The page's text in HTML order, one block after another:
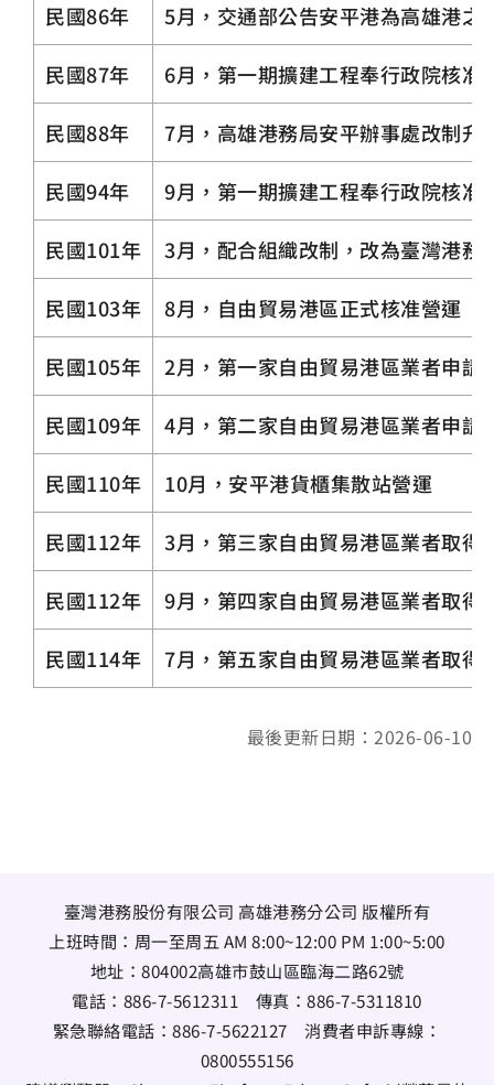
民國86年 5月，交通部公告安平港為高雄港
民國87年 6月，第一期擴建工程奉行政院核准
民國88年 7月，高雄港務局安平辦事處改制升
民國94年 9月，第一期擴建工程奉行政院核准
民國101年 3月，配合組織改制，改為臺灣港
民國103年 8月，自由貿易港區正式核准營運
民國105年 2月，第一家自由貿易港區業者申請
民國109年 4月，第二家自由貿易港區業者申請
民國110年 10月，安平港貨櫃集散站營運
民國112年 3月，第三家自由貿易港區業者取得
民國112年 9月，第四家自由貿易港區業者取得
民國114年 7月，第五家自由貿易港區業者取得
最後更新日期：2026-06-10
臺灣港務股份有限公司 高雄港務分公司 版權所有
上班時間：周一至周五 AM 8:00~12:00 PM 1:00~5:00
地址： 804002高雄市鼓山區臨海二路62號
電話： 886-7-5612311 傳真：886-7-5311810
緊急聯絡電話：886-7-5622127消費者申訴專線：
0800555156